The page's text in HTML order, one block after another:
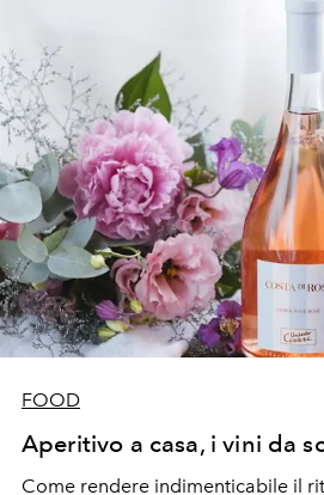
FOOD
Aperitivo a casa, i vini da
Come rendere indimenticabile il